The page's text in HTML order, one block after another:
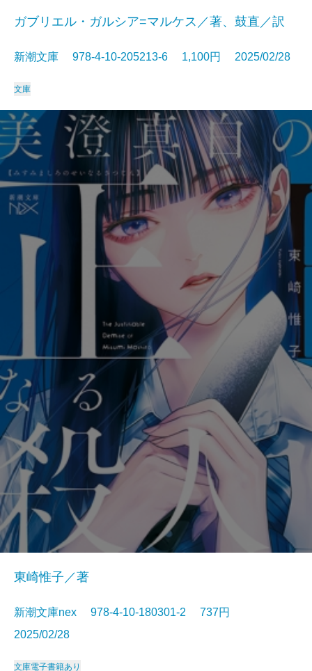
ガブリエル・ガルシア=マルケス／著、鼓直／訳
新潮文庫 978-4-10-205213-6 1,100円 2025/02/28
文庫
東崎惟子／著
新潮文庫nex 978-4-10-180301-2 737円
2025/02/28
文庫電子書籍あり